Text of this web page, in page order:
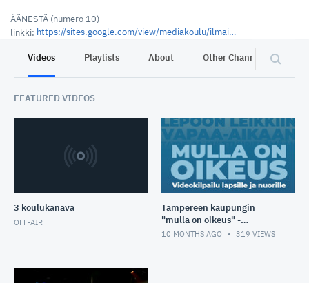
ÄÄNESTÄ (numero 10)
linkki:
https://sites.google.com/view/mediakoulu/ilmaisu-pajat/erityispajat/musakisa
Videos Playlists About Other Channels
FEATURED VIDEOS
3 koulukanava
OFF-AIR
Tampereen kaupungin
"mulla on oikeus" -
videokilpailu
10 MONTHS AGO 319 VIEWS